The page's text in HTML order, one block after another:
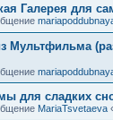
Галерея для
Мультфильма
для сладких
MariaTsvetaeva